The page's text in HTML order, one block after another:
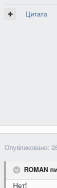
Цитата
Опубликовано:
ROMAN
Нет!